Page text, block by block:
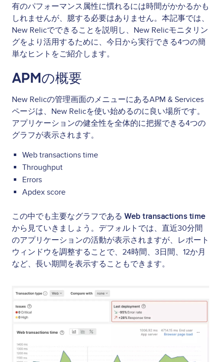
有のパフォーマンス属性に慣れるには時間がかかるかも
しれませんが、臆する必要はありません。本記事では、
New Relicでできることを説明し、New Relicモニタリン
グをより活用するために、今日から実行できる4つの簡
単なヒントをご紹介します。
APMの概要
New Relicの管理画面のメニューにあるAPM & Services
ページは、New Relicを使い始めるのに良い場所です。
アプリケーションの健全性を全体的に把握できる4つの
グラフが表示されます。
Web transactions time
Throughput
Errors
Apdex score
この中でも主要なグラフである Web transactions time
から見ていきましょう。デフォルトでは、直近30分間
のアプリケーションの活動が表示されますが、レポート
ウィンドウを調整することで、24時間、3日間、12か月
など、長い期間を表示することもできます。
Image